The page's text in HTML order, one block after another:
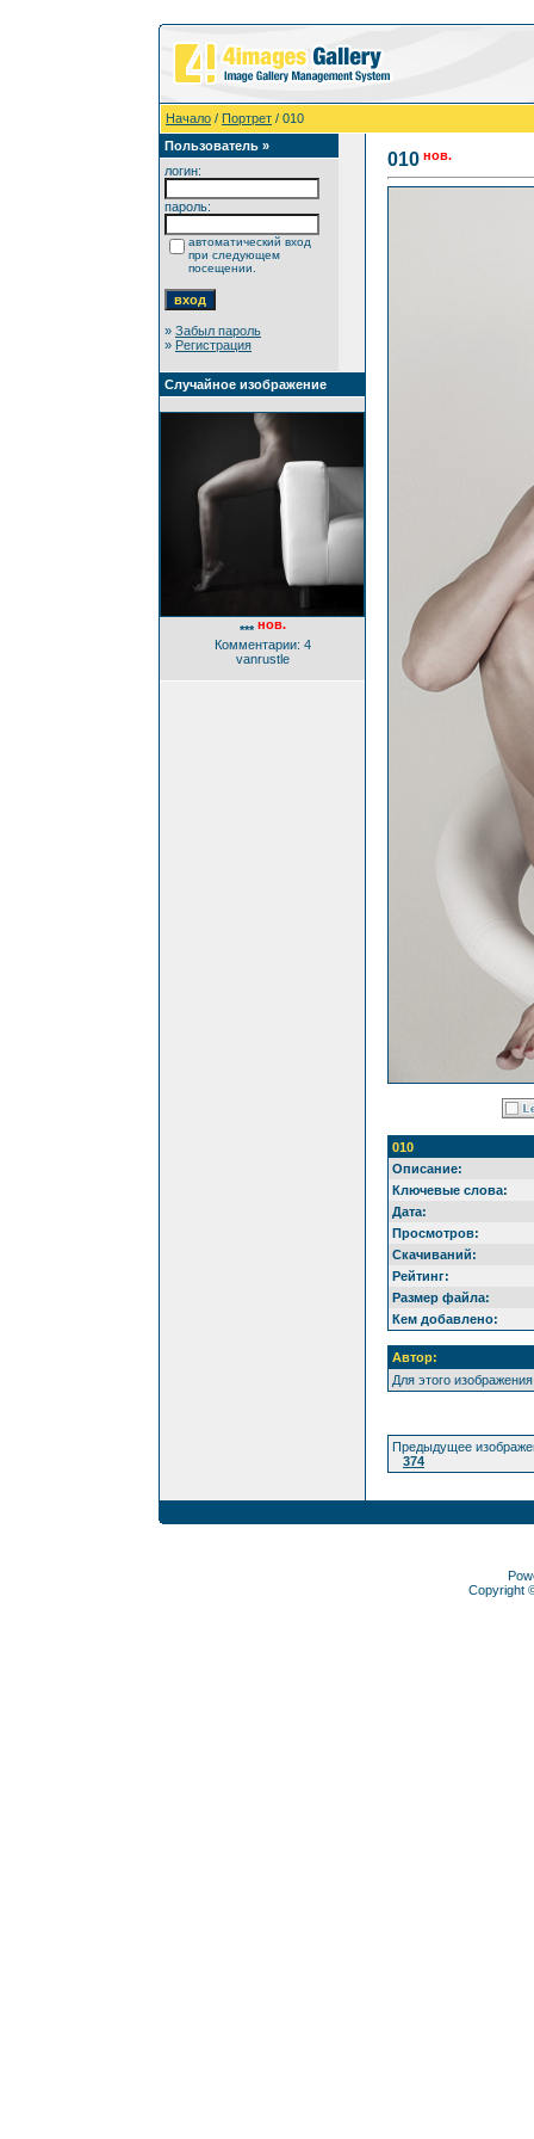
Начало / Портрет / 010
Пользователь »
логин:
пароль:
автоматический вход
при следующем
посещении.
» Забыл пароль
» Регистрация
Случайное изображение
*** нов.
Комментарии: 4
vanrustle
010 нов.
010
Описание:
Ключевые слова:
Дата:
Просмотров:
Скачиваний:
Рейтинг:
Размер файла:
Кем добавлено:
Автор:
Для этого
Предыдущее
374
Copyright